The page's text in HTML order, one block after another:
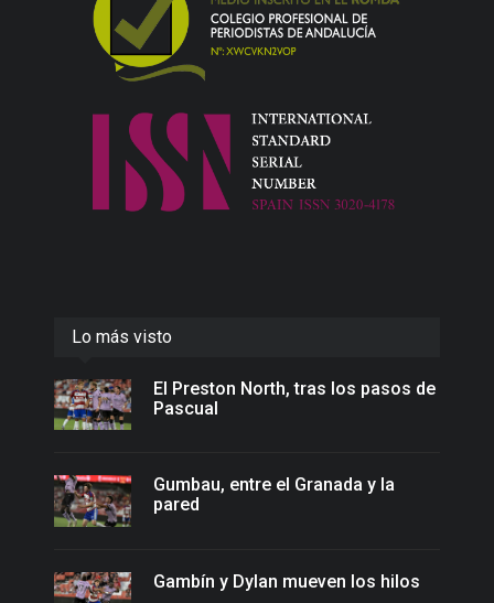
Lo más visto
El Preston North, tras los pasos de
Pascual
Gumbau, entre el Granada y la
pared
Gambín y Dylan mueven los hilos